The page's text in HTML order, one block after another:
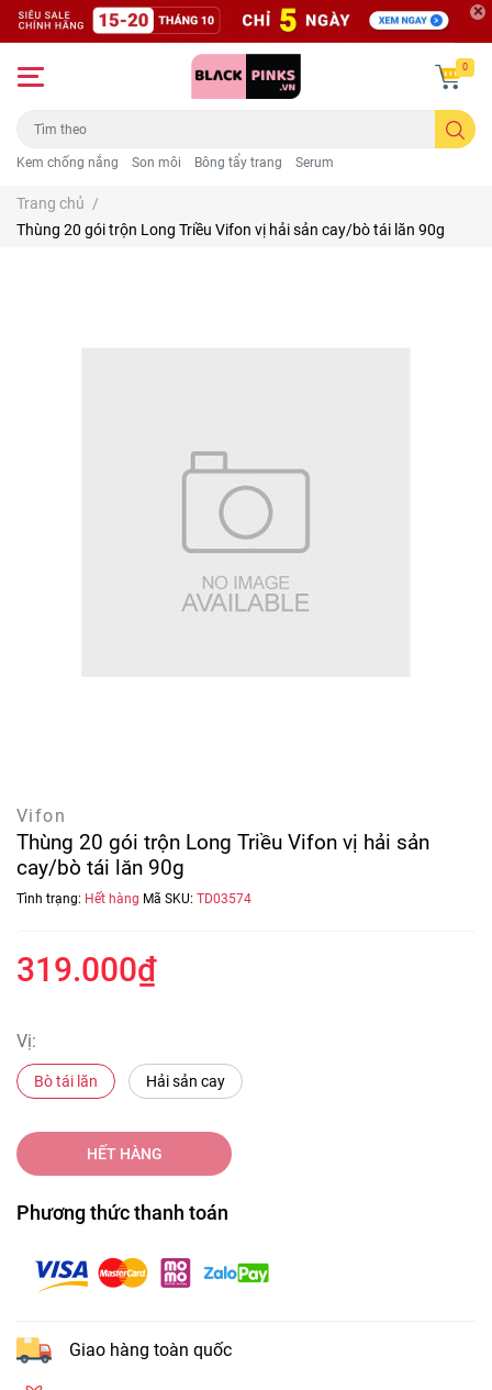
Kem chống nắng Son môi Bông tẩy trang Serum
0
Trang chủ /
Thùng 20 gói trộn Long Triều Vifon vị hải sản cay/bò tái lăn 90g
Vifon
Thùng 20 gói trộn Long Triều Vifon vị hải sản
cay/bò tái lăn 90g
Tình trạng: Hết hàng Mã SKU: TD03574
319.000₫
Vị:
Bò tái lăn Hải sản cay
HẾT HÀNG
Phương thức thanh toán
Giao hàng toàn quốc